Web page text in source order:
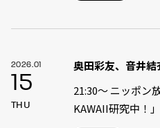
2026.01
15
THU
奥田彩友、音井結
21:30〜 ニッポン
KAWAII研究中！」